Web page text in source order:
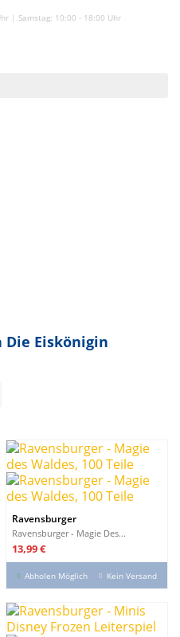
| Samstag: 10:00 - 18:00 Uhr
Eiskönigin
Ravensburger
Ravensburger - Magie Des...
Preis
13,99 €
Abholen Möglich Kein Versand